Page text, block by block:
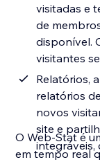
visitadas e
de
disponível.
visitantes
Relatórios,
relatórios
novos
site e
integráveis,
O Web-Stat é
em tempo real